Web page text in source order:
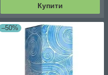
Купити
–50%